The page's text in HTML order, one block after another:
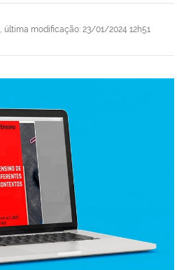
última modificação: 23/01/2024 12h51